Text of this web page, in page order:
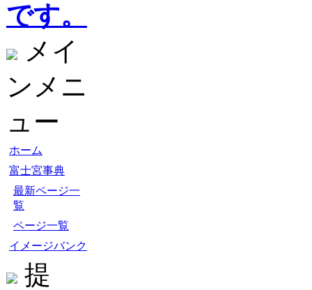
です。
メイ
ンメニ
ュー
ホーム
富士宮事典
最新ページ一
覧
ページ一覧
イメージバンク
提